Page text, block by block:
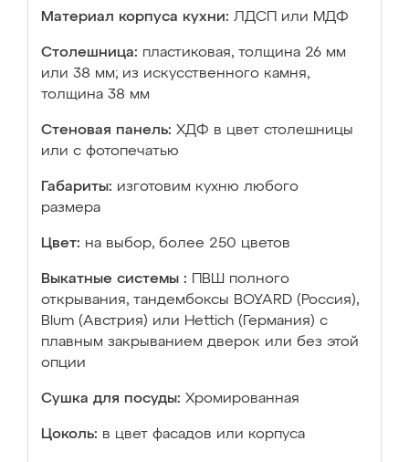
Материал корпуса кухни: ЛДСП или МДФ
Столешница: пластиковая, толщина 26 мм
или 38 мм; из искусственного камня,
толщина 38 мм
Стеновая панель: ХДФ в цвет столешницы
или с фотопечатью
Габариты: изготовим кухню любого
размера
Цвет: на выбор, более 250 цветов
Выкатные системы :
ПВШ полного
открывания, тандембоксы BOYARD (Россия),
Blum (Австрия) или Hettich (Германия) с
плавным закрыванием дверок или без этой
опции
Сушка для посуды: Хромированная
Цоколь: в цвет фасадов или корпуса